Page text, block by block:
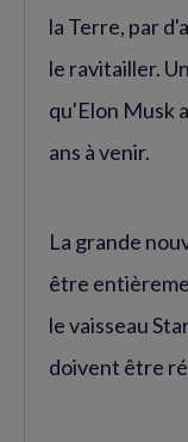
la Terre, par
le ravitailler.
qu'Elon Musk
ans à venir.
La grande
être
le vaisseau
doivent être